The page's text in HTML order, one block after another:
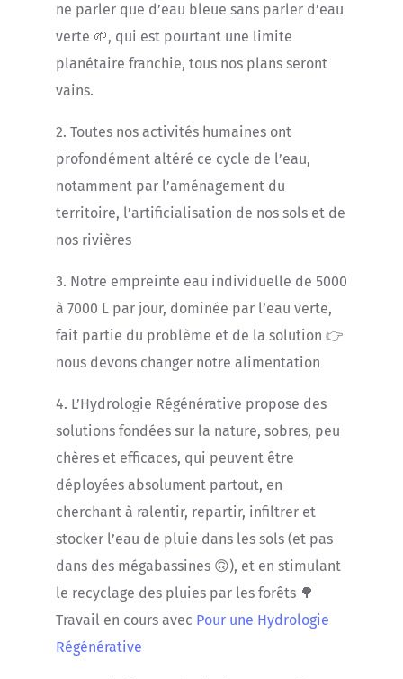
ne parler que d’eau bleue sans parler d’eau
verte 🌱, qui est pourtant une limite
planétaire franchie, tous nos plans seront
vains.
2. Toutes nos activités humaines ont
profondément altéré ce cycle de l’eau,
notamment par l’aménagement du
territoire, l’artificialisation de nos sols et de
nos rivières
3. Notre empreinte eau individuelle de 5000
à 7000 L par jour, dominée par l’eau verte,
fait partie du problème et de la solution 👉
nous devons changer notre alimentation
4. L’Hydrologie Régénérative propose des
solutions fondées sur la nature, sobres, peu
chères et efficaces, qui peuvent être
déployées absolument partout, en
cherchant à ralentir, repartir, infiltrer et
stocker l’eau de pluie dans les sols (et pas
dans des mégabassines 🙃), et en stimulant
le recyclage des pluies par les forêts 🌳
Travail en cours avec Pour une Hydrologie
Régénérative